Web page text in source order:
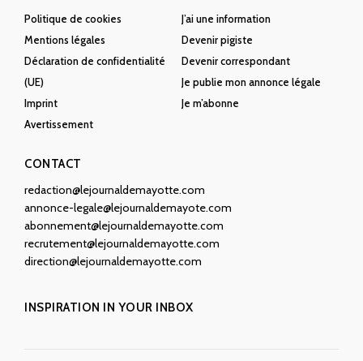
Politique de cookies
Mentions légales
Déclaration de confidentialité
(UE)
Imprint
Avertissement
J’ai une information
Devenir pigiste
Devenir correspondant
Je publie mon annonce légale
Je m’abonne
CONTACT
redaction@lejournaldemayotte.com
annonce-legale@lejournaldemayote.com
abonnement@lejournaldemayotte.com
recrutement@lejournaldemayotte.com
direction@lejournaldemayotte.com
INSPIRATION IN YOUR INBOX